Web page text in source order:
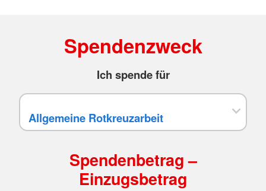
Spendenzweck
Ich spende für
Spendenbetrag –
Einzugsbetrag